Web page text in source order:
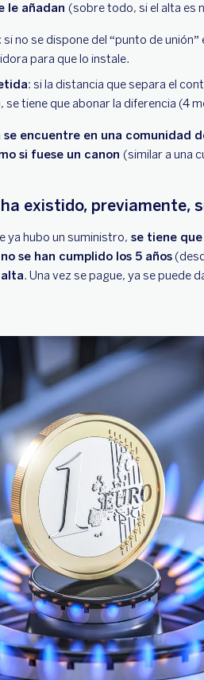
le añadan (sobre todo, si el alta es
: si no se dispone del “punto de
para que lo instale.
: si la distancia que separa el
tiene que abonar la diferencia (4
se encuentre en una comunidad
si fuese un canon (similar a una
existido, previamente,
ya hubo un suministro, se tiene
no se han cumplido los 5 años
. Una vez se pague, ya se puede